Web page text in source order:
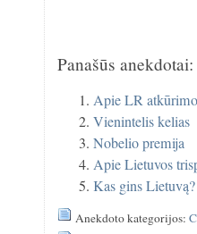
Panašūs anekdotai:
Apie LR
Vienintelis kelias
Nobelio premija
Apie Lietuvos
Kas gins Lietuvą?
Anekdoto kategorijos: